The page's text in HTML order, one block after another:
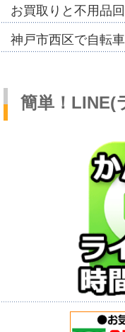
お買取りと不用品
神戸市西区で自転
簡単！LINE(